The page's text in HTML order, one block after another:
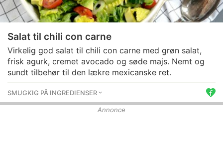
Salat til chili con carne
Virkelig god salat til chili con carne med grøn salat,
frisk agurk, cremet avocado og søde majs. Nemt og
sundt tilbehør til den lækre mexicanske ret.
SMUGKIG PÅ INGREDIENSER
Annonce